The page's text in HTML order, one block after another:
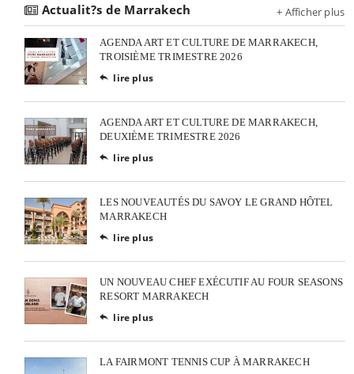
Actualit?s de Marrakech + Afficher plus
AGENDA ART ET CULTURE DE MARRAKECH,
TROISIÈME TRIMESTRE 2026
 lire plus
AGENDA ART ET CULTURE DE MARRAKECH,
DEUXIÈME TRIMESTRE 2026
 lire plus
LES NOUVEAUTÉS DU SAVOY LE GRAND HÔTEL
MARRAKECH
 lire plus
UN NOUVEAU CHEF EXÉCUTIF AU FOUR SEASONS
RESORT MARRAKECH
 lire plus
LA FAIRMONT TENNIS CUP À MARRAKECH